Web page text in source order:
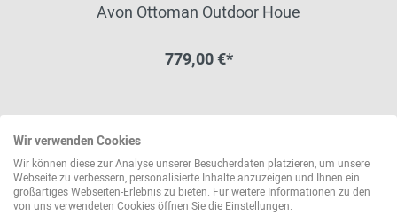
Avon Ottoman Outdoor Houe
779,00 €*
Wir verwenden Cookies
Wir können diese zur Analyse unserer Besucherdaten platzieren, um unsere
Webseite zu verbessern, personalisierte Inhalte anzuzeigen und Ihnen ein
großartiges Webseiten-Erlebnis zu bieten. Für weitere Informationen zu den
von uns verwendeten Cookies öffnen Sie die Einstellungen.